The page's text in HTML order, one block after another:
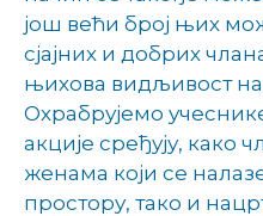
још већи број њих
сјајних и добрих
њихова видљивост
Охрабрујемо
акције сређују, како
женама који се
простору, тако и